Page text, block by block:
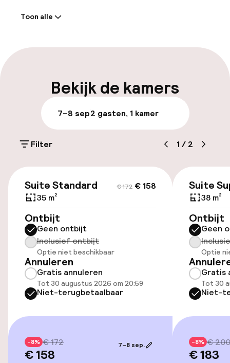
Meertalige medewerkers
Parkeren & mobiliteit
Openbaar parkeren
Toegankelijkheid
Lift
Entertainment
Gratis wifi
Beleid
Overal rookvrij
Toon alle
Bekijk de kamers
7–8 sep2 gasten, 1 kamer
Filter 1 / 2
€ 172 € 158
Suite Standard
35 m²
Ontbijt
Geen ontbijt
Inclusief ontbijt
Optie niet beschikbaar
Annuleren
Gratis annuleren
Tot 30 augustus 2026 om 20:59
Niet-terugbetaalbaar
-8% € 172
€ 158
7–8 sep.
Suite
38 m²
Ontbijt
Geen
Optie
Gratis
Tot 30
Niet-
-8% € 200
€ 183